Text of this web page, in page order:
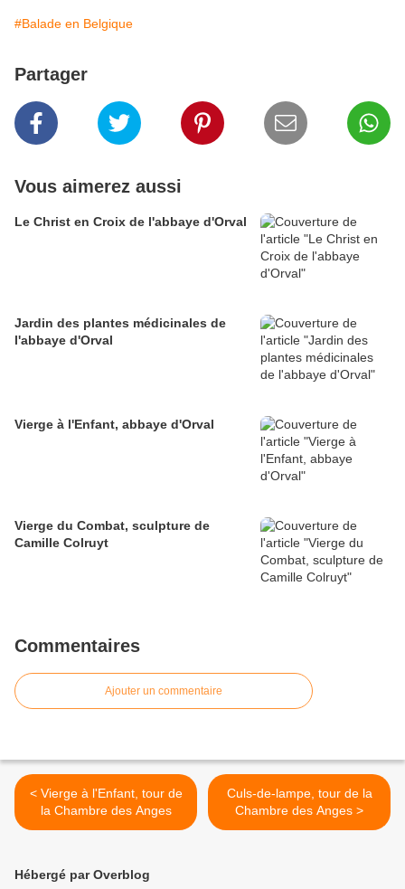
#Balade en Belgique
Partager
Vous aimerez aussi
Le Christ en Croix de l'abbaye d'Orval
Jardin des plantes médicinales de
l'abbaye d'Orval
Vierge à l'Enfant, abbaye d'Orval
Vierge du Combat, sculpture de
Camille Colruyt
Commentaires
Ajouter un commentaire
< Vierge à l'Enfant, tour de
la Chambre des Anges
Culs-de-lampe, tour de la
Chambre des Anges >
Hébergé par Overblog